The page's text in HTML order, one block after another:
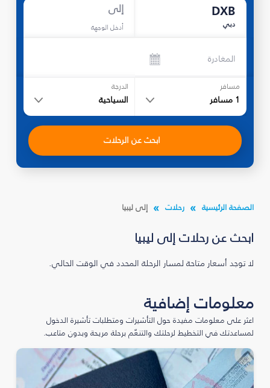
DXB
دبي
إلى
أدخل الوجهة
المغادرة
مسافر
1 مسافر
الدرجة
السياحية
ابحث عن الرحلات
الصفحة الرئيسية رحلات إلى ليبيا
ابحث عن رحلات إلى ليبيا
لا توجد أسعار متاحة لمسار الرحلة المحدد في الوقت الحالي.
معلومات إضافية
اعثر على معلومات مفيدة حول التأشيرات ومتطلبات تأشيرة الدخول
لمساعدتك في التخطيط لرحلتك والتنعّم برحلة مريحة وبدون متاعب.